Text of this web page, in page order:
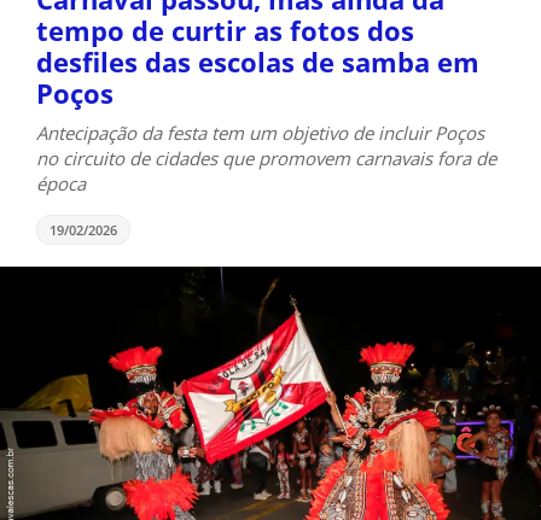
tempo de curtir as fotos dos
desfiles das escolas de samba em
Poços
Antecipação da festa tem um objetivo de incluir Poços
no circuito de cidades que promovem carnavais fora de
época
19/02/2026